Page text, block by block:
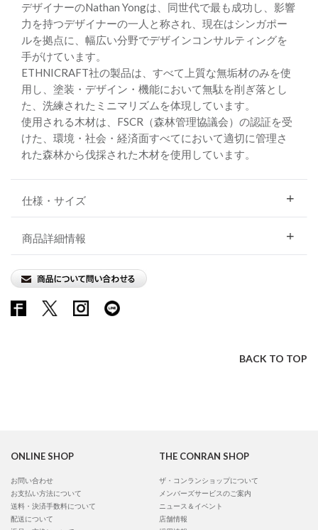
デザイナーのNathan Yongは、同世代で最も成功し、影響
力を持つデザイナーの一人と称され、現在はシンガポー
ルを拠点に、幅広い分野でデザインコンサルティングを
手がけています。
ETHNICRAFT社の製品は、すべて上質な無垢材のみを使
用し、塗装・デザイン・機能において無駄を削ぎ落とし
た、洗練されたミニマリズムを体現しています。
使用される木材は、FSCR（森林管理協議会）の認証を受
けた、環境・社会・経済面すべてにおいて適切に管理さ
れた森林から伐採された木材を使用しています。
仕様・サイズ
商品詳細情報
BACK TO TOP
ONLINE SHOP
お問い合わせ
お支払い方法について
送料・決済手数料について
配送について
THE CONRAN SHOP
ザ・コンランショップについて
メンバーズサービスのご案内
ニュース＆イベント
店舗情報